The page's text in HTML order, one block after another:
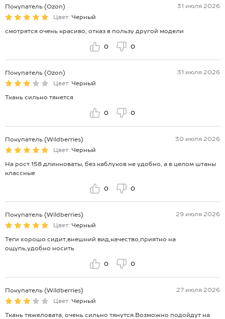
Покупатель (Ozon)
31 июля 2026
Цвет: Черный
смотрятся очень красиво, отказ в пользу другой модели
0 0
Покупатель (Ozon)
31 июля 2026
Цвет: Черный
Ткань сильно тянется
0 0
Покупатель (Wildberries)
30 июля 2026
Цвет: Черный
На рост 158 длинноваты, без каблуков не удобно, а в целом штаны
классные
0 0
Покупатель (Wildberries)
29 июля 2026
Цвет: Черный
Теги хорошо сидит,внешний вид,качество,приятно на
ощупь,удобно носить
0 0
Покупатель (Wildberries)
27 июля 2026
Цвет: Черный
Ткань тяжеловата, очень сильно тянутся.Возможно подойдут на